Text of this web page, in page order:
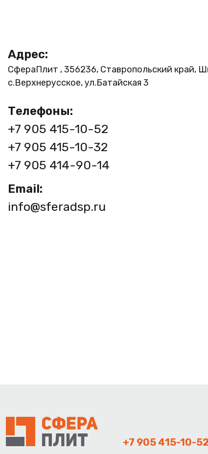
Адрес:
СфераПлит , 356236, Ставропольский край,
с.Верхнерусское, ул.Батайская 3
Телефоны:
+7 905 415-10-52
+7 905 415-10-32
+7 905 414-90-14
Email:
info@sferadsp.ru
+7 905 415-10-52